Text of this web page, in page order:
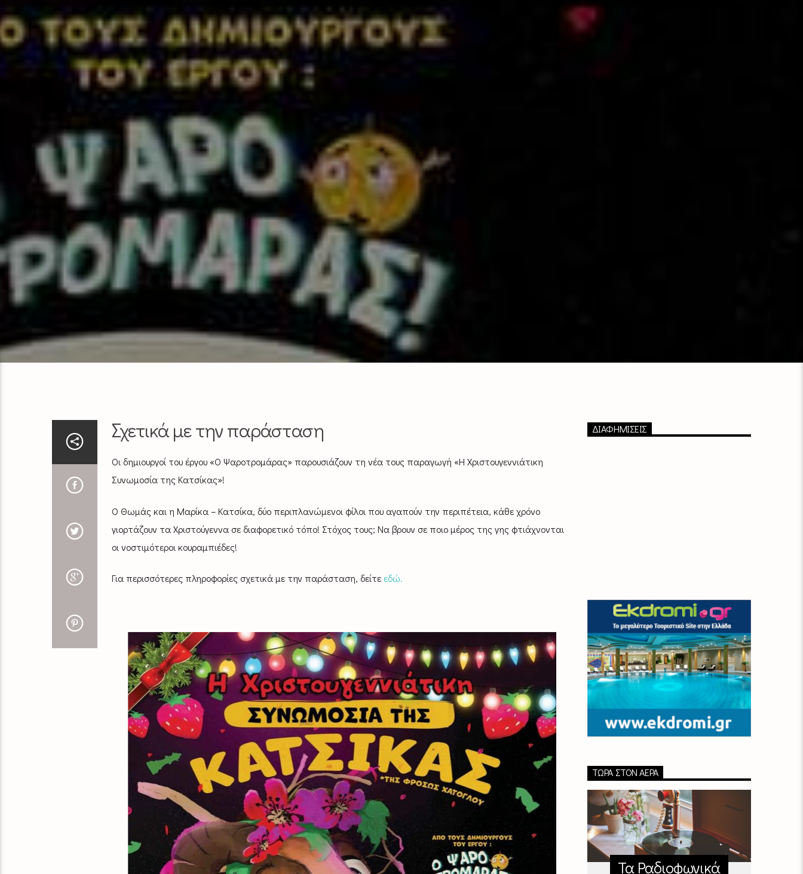
Σχετικά με την παράσταση
Οι δημιουργοί του έργου «Ο Ψαροτρομάρας» παρουσιάζουν τη νέα τους παραγωγή «Η Χριστουγεννιάτικη
Συνωμοσία της Κατσίκας»!
Ο Θωμάς και η Μαρίκα – Κατσίκα, δύο περιπλανώμενοι φίλοι που αγαπούν την περιπέτεια, κάθε χρόνο
γιορτάζουν τα Χριστούγεννα σε διαφορετικό τόπο! Στόχος τους; Να βρουν σε ποιο μέρος της γης φτιάχνονται
οι νοστιμότεροι κουραμπιέδες!
Για περισσότερες πληροφορίες σχετικά με την παράσταση, δείτε εδώ.
ΔΙΑΦΗΜΙΣΕΙΣ
ΤΏΡΑ ΣΤΟΝ ΑΈΡΑ
Τα Ραδιοφωνικά